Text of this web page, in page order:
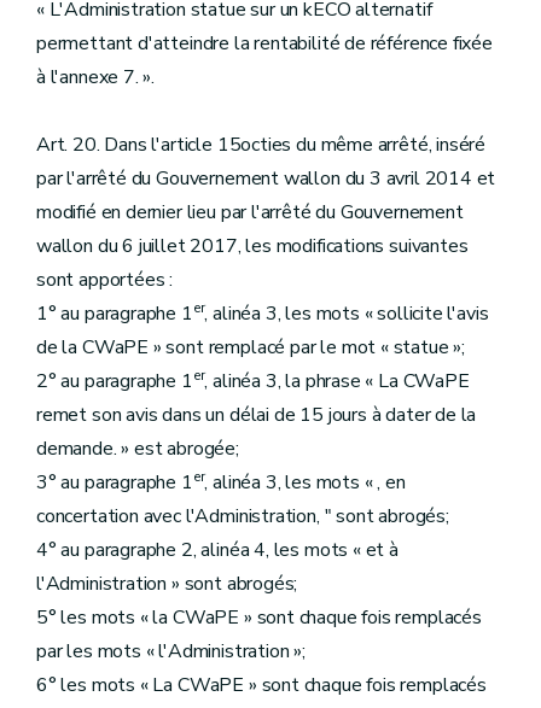
« L'Administration statue sur un kECO alternatif
permettant d'atteindre la rentabilité de référence fixée
à l'annexe 7. ».
Art. 20. Dans l'article 15octies du même arrêté, inséré
par l'arrêté du Gouvernement wallon du 3 avril 2014 et
modifié en dernier lieu par l'arrêté du Gouvernement
wallon du 6 juillet 2017, les modifications suivantes
sont apportées :
1° au paragraphe 1er, alinéa 3, les mots « sollicite l'avis
de la CWaPE » sont remplacé par le mot « statue »;
2° au paragraphe 1er, alinéa 3, la phrase « La CWaPE
remet son avis dans un délai de 15 jours à dater de la
demande. » est abrogée;
3° au paragraphe 1er, alinéa 3, les mots « , en
concertation avec l'Administration, " sont abrogés;
4° au paragraphe 2, alinéa 4, les mots « et à
l'Administration » sont abrogés;
5° les mots « la CWaPE » sont chaque fois remplacés
par les mots « l'Administration »;
6° les mots « La CWaPE » sont chaque fois remplacés